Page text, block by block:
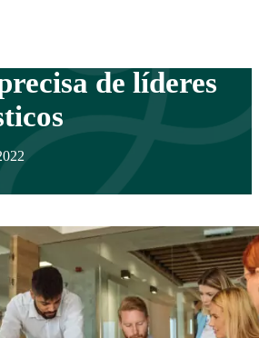
de líderes